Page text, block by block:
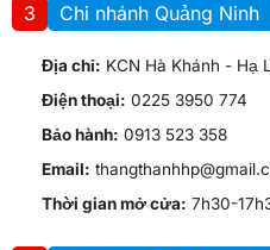
3 Chi nhánh Quảng Ninh
Địa chỉ: KCN Hà Khánh - Hạ
Điện thoại: 0225 3950 774
Bảo hành: 0913 523 358
Email:
Thời gian mở cửa: 7h30-